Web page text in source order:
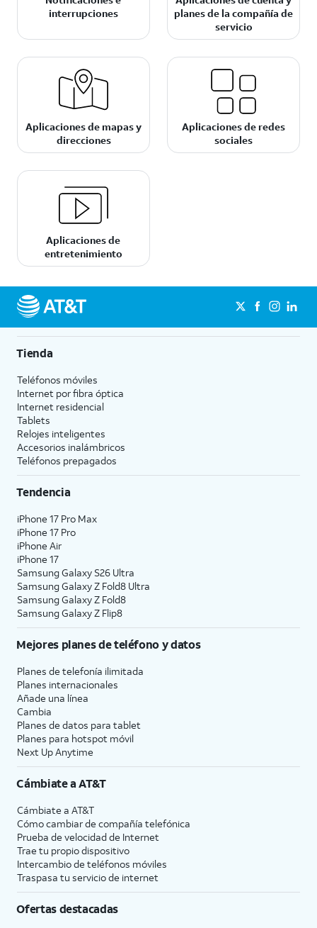
interrupciones
planes de la compañía de
servicio
Aplicaciones de mapas y
direcciones
Aplicaciones de redes
sociales
Aplicaciones de
entretenimiento
Tienda
Teléfonos móviles
Internet por fibra óptica
Internet residencial
Tablets
Relojes inteligentes
Accesorios inalámbricos
Teléfonos prepagados
Tendencia
iPhone 17 Pro Max
iPhone 17 Pro
iPhone Air
iPhone 17
Samsung Galaxy S26 Ultra
Samsung Galaxy Z Fold8 Ultra
Samsung Galaxy Z Fold8
Samsung Galaxy Z Flip8
Mejores planes de teléfono y datos
Planes de telefonía ilimitada
Planes internacionales
Añade una línea
Cambia
Planes de datos para tablet
Planes para hotspot móvil
Next Up Anytime
Cámbiate aAT&T
Cámbiate a AT&T
Cómo cambiar de compañía telefónica
Prueba de velocidad de Internet
Trae tu propio dispositivo
Intercambio de teléfonos móviles
Traspasa tu servicio de internet
Ofertas destacadas